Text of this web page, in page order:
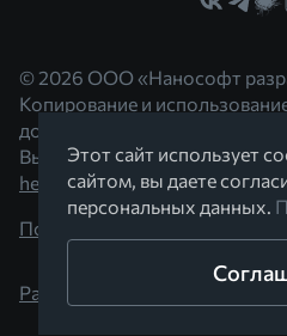
© 2026 ООО «Нанософт
Копирование и
допускается с согласия
Вы можете обратиться к нам
hello@nanocad.ru
Политика
Разработано в Braind
Этот сайт использует
сайтом, вы даете
персональных данных.